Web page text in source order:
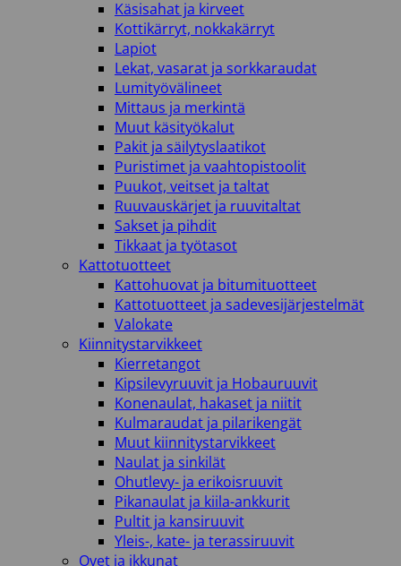
Käsisahat ja kirveet
Kottikärryt, nokkakärryt
Lapiot
Lekat, vasarat ja sorkkaraudat
Lumityövälineet
Mittaus ja merkintä
Muut käsityökalut
Pakit ja säilytyslaatikot
Puristimet ja vaahtopistoolit
Puukot, veitset ja taltat
Ruuvauskärjet ja ruuvitaltat
Sakset ja pihdit
Tikkaat ja työtasot
Kattotuotteet
Kattohuovat ja bitumituotteet
Kattotuotteet ja sadevesijärjestelmät
Valokate
Kiinnitystarvikkeet
Kierretangot
Kipsilevyruuvit ja Hobauruuvit
Konenaulat, hakaset ja niitit
Kulmaraudat ja pilarikengät
Muut kiinnitystarvikkeet
Naulat ja sinkilät
Ohutlevy- ja erikoisruuvit
Pikanaulat ja kiila-ankkurit
Pultit ja kansiruuvit
Yleis-, kate- ja terassiruuvit
Ovet ja ikkunat